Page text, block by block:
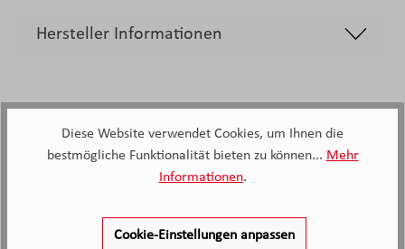
Hersteller Informationen
2.138
Kunden haben unseren Service
bewertet
Diese Website verwendet Cookies, um Ihnen die
bestmögliche Funktionalität bieten zu können... Mehr
Informationen.
Cookie-Einstellungen anpassen